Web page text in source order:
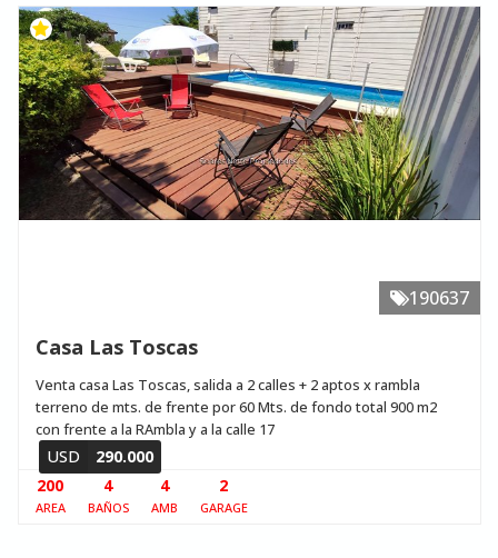
190637
Casa Las Toscas
Venta casa Las Toscas, salida a 2 calles + 2 aptos x rambla
terreno de mts. de frente por 60 Mts. de fondo total 900 m2
con frente a la RAmbla y a la calle 17
USD
290.000
200
AREA
4
BAÑOS
4
AMB
2
GARAGE